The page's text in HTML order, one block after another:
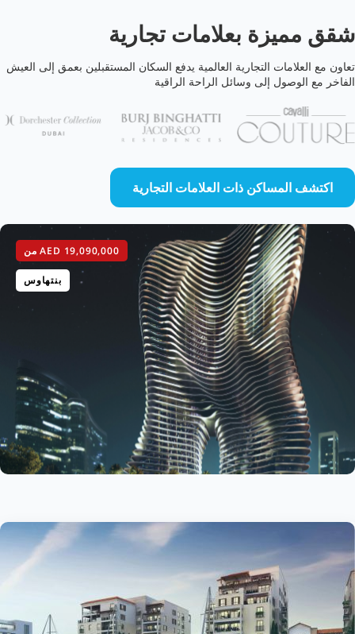
شقق مميزة بعلامات تجارية
تعاون مع العلامات التجارية العالمية يدفع السكان المستقبلين بعمق إلى العيش
الفاخر مع الوصول إلى وسائل الراحة الراقية
اكتشف المساكن ذات العلامات التجارية
AED 19,090,000 من
بنتهاوس